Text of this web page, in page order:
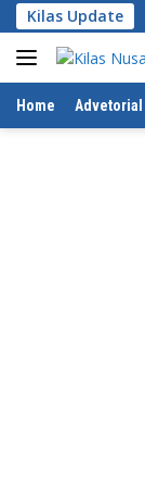
Langsung
ke
konten
Kilas Update
Karang
Home Advetorial